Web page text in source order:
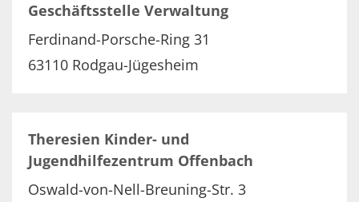
Geschäftsstelle Verwaltung
Ferdinand-Porsche-Ring 31
63110 Rodgau-Jügesheim
Theresien Kinder- und
Jugendhilfezentrum Offenbach
Oswald-von-Nell-Breuning-Str. 3